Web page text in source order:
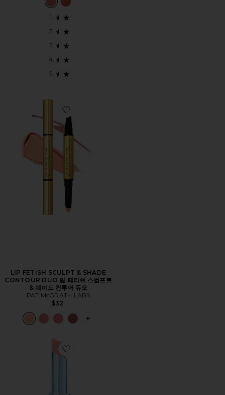
Favorite LIP FETISH SCULPT & SHADE CONTOUR
LIP FETISH SCULPT & SHADE
CONTOUR DUO 립 페티쉬 스컬프트
& 쉐이드 컨투어 듀오
PAT McGRATH LABS
$32
PLUS ICON TO SEE MORE OPTIONS
Favorite WET STICK 립 샤인